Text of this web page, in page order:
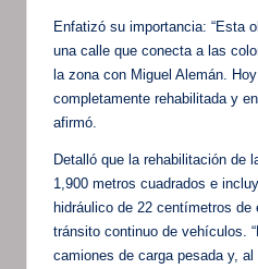
Enfatizó su importancia: “Esta
una calle que conecta a las
la zona con Miguel Alemán.
completamente rehabilitada y
afirmó.
Detalló que la rehabilitación de
1,900 metros cuadrados e
hidráulico de 22 centímetros de
tránsito continuo de vehículos.
camiones de carga pesada y,